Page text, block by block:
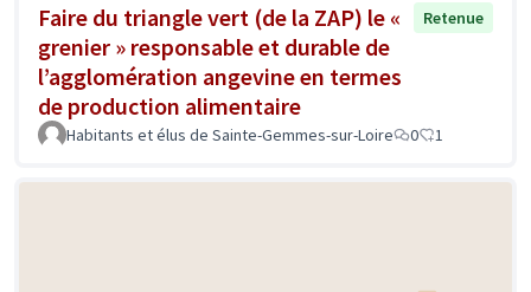
Faire du triangle vert (de la ZAP) le «
grenier » responsable et durable de
l’agglomération angevine en termes
de production alimentaire
Retenue
Habitants et élus de Sainte-Gemmes-sur-Loire 0 1